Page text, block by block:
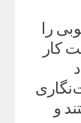
را
شبانه‌روز ۱۵ ساعت کار
و